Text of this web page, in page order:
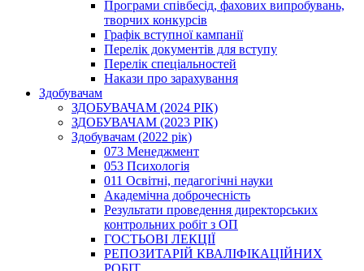
Програми співбесід, фахових випробувань,
творчих конкурсів
Графік вступної кампанії
Перелік документів для вступу
Перелік спеціальностей
Накази про зарахування
Здобувачам
ЗДОБУВАЧАМ (2024 РІК)
ЗДОБУВАЧАМ (2023 РІК)
Здобувачам (2022 рік)
073 Менеджмент
053 Психологія
011 Освітні, педагогічні науки
Академічна доброчесність
Результати проведення директорських
контрольних робіт з ОП
ГОСТЬОВІ ЛЕКЦІЇ
РЕПОЗИТАРІЙ КВАЛІФІКАЦІЙНИХ
РОБІТ